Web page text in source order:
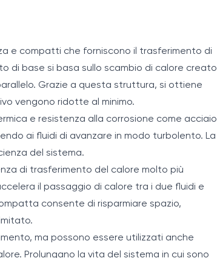
e compatti che forniscono il trasferimento di
di base si basa sullo scambio di calore creato
Grazie a questa struttura, si ottiene
vengono ridotte al minimo.
e resistenza alla corrosione come acciaio
ai fluidi di avanzare in modo turbolento. La
del sistema.
di trasferimento del calore molto più
il passaggio di calore tra i due fluidi e
consente di risparmiare spazio,
ma possono essere utilizzati anche
Prolungano la vita del sistema in cui sono